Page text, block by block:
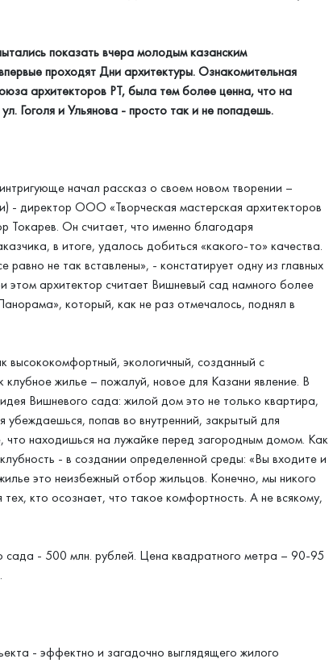
показать вчера молодым казанским
проходят Дни архитектуры. Ознакомительная
архитекторов РТ, была тем более ценна, что на
Гоголя и Ульянова - просто так и не попадешь.
начал рассказ о своем новом творении –
- директор ООО «Творческая мастерская архитекторов
Он считает, что именно благодаря
в итоге, удалось добиться «какого-то» качества.
не так вставлены», - констатирует одну из главных
этом архитектор считает Вишневый сад намного более
который, как не раз отмечалось, поднял в
высококомфортный, экологичный, созданный с
жилье – пожалуй, новое для Казани явление. В
Вишневого сада: жилой дом это не только квартира,
убеждаешься, попав во внутренний, закрытый для
находишься на лужайке перед загородным домом. Как
- в создании определенной среды: «Вы входите и
это неизбежный отбор жильцов. Конечно, мы никого
кто осознает, что такое комфортность. А не всякому,
сада - 500 млн. рублей. Цена квадратного метра – 90-95
- эффектно и загадочно выглядящего жилого